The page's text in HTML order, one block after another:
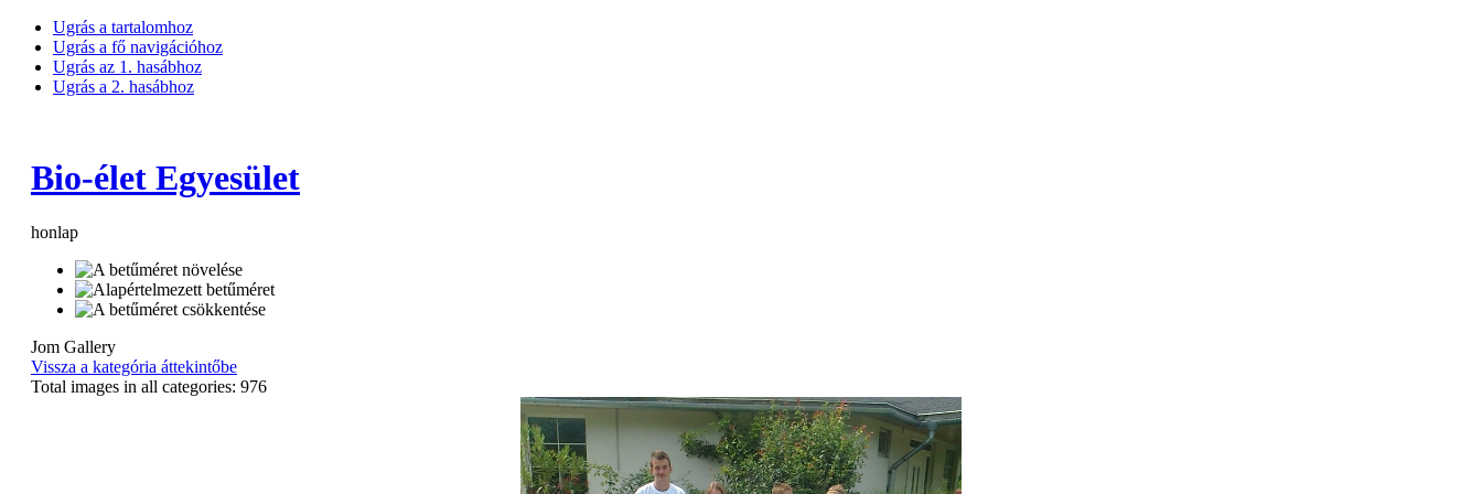
Ugrás a tartalomhoz
Ugrás a fő navigációhoz
Ugrás az 1. hasábhoz
Ugrás a 2. hasábhoz
Bio-élet Egyesület
honlap
Jom Gallery
Vissza a kategória áttekintőbe
Total images in all categories: 976